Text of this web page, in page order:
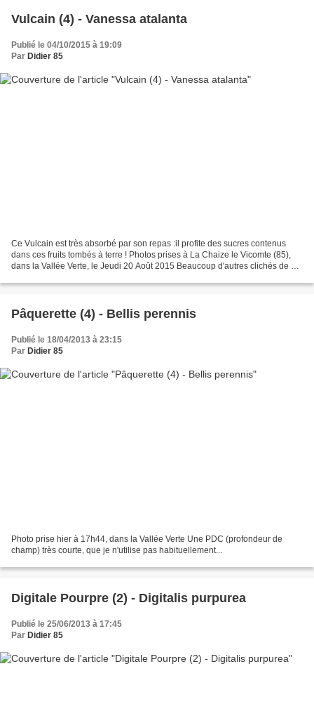
Vulcain (4) - Vanessa atalanta
Publié le 04/10/2015 à 19:09
Par Didier 85
Ce Vulcain est très absorbé par son repas :il profite des sucres contenus
dans ces fruits tombés à terre ! Photos prises à La Chaize le Vicomte (85),
dans la Vallée Verte, le Jeudi 20 Août 2015 Beaucoup d'autres clichés de ce
Pâquerette (4) - Bellis perennis
Publié le 18/04/2013 à 23:15
Par Didier 85
Photo prise hier à 17h44, dans la Vallée Verte Une PDC (profondeur de
champ) très courte, que je n'utilise pas habituellement...
Digitale Pourpre (2) - Digitalis purpurea
Publié le 25/06/2013 à 17:45
Par Didier 85